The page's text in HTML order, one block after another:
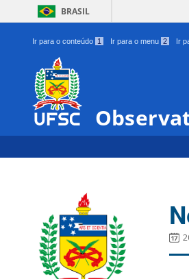
BRASIL
Ir para o conteúdo 1 Ir para o menu 2 Ir